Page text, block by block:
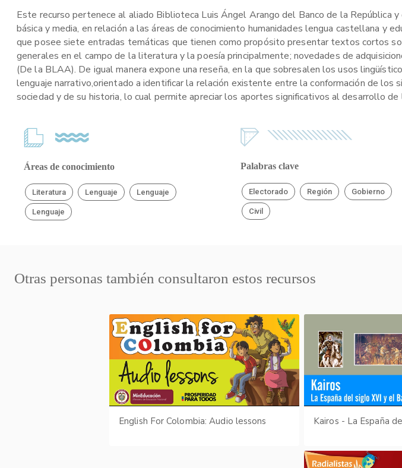
Este recurso pertenece al aliado Biblioteca Luis Ángel Arango del Banco de la República
básica y media, en relación a las áreas de conocimiento humanidades lengua castellana y
que posee siete entradas temáticas que tienen como propósito presentar textos cortos
generales en el campo de la literatura y la poesía principalmente; novedades de
(De la BLAA). De igual manera expone una reseña, en la que sobresalen los usos
lenguaje narrativo,orientado a identificar la relación existente entre la conformación de los
sociedad y de su historia, lo cual permite apreciar los aportes significativos al desarrollo de
Áreas de conocimiento
Literatura Lenguaje Lenguaje
Lenguaje
Palabras clave
Electorado Región Gobierno
Civil
Otras personas también consultaron estos recursos
English For Colombia: Audio lessons